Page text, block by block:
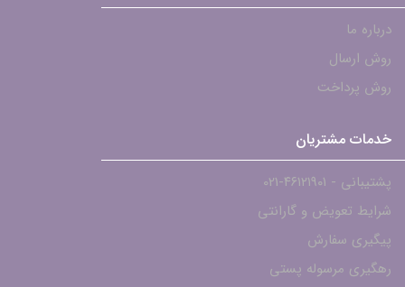
درباره ما
روش ارسال
روش پرداخت
خدمات مشتریان
پشتیبانی - ۴۶۱۲۱۹۰۱-021
شرایط تعویض و گارانتی
پیگیری سفارش
رهگیری مرسوله پستی